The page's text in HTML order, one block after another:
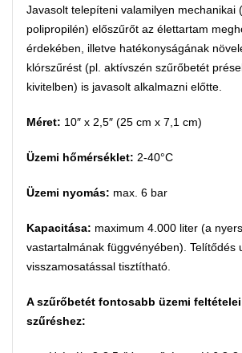
Javasolt telepíteni valamilyen mechanikai
polipropilén) előszűrőt az élettartam
érdekében, illetve hatékonyságának
klórszűrést (pl. aktívszén szűrőbetét
kivitelben) is javasolt alkalmazni előtte.
Méret: 10″ x 2,5″ (25 cm x 7,1 cm)
Üzemi hőmérséklet: 2-40°C
Üzemi nyomás: max. 6 bar
Kapacitása: maximum 4.000 liter (a
vastartalmának függvényében). Telítődés
visszamosatással tisztítható.
A szűrőbetét fontosabb üzemi
szűréshez: